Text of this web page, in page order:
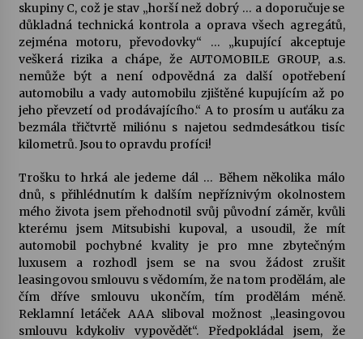
skupiny C, což je stav „horší než dobrý … a doporučuje se
důkladná technická kontrola a oprava všech agregátů,
zejména motoru, převodovky“ … „kupující akceptuje
veškerá rizika a chápe, že AUTOMOBILE GROUP, a.s.
nemůže být a není odpovědná za další opotřebení
automobilu a vady automobilu zjištěné kupujícím až po
jeho převzetí od prodávajícího.“ A to prosím u auťáku za
bezmála třičtvrtě miliónu s najetou sedmdesátkou tisíc
kilometrů. Jsou to opravdu profíci!
Trošku to hrká ale jedeme dál … Během několika málo
dnů, s přihlédnutím k dalším nepříznivým okolnostem
mého života jsem přehodnotil svůj původní záměr, kvůli
kterému jsem Mitsubishi kupoval, a usoudil, že mít
automobil pochybné kvality je pro mne zbytečným
luxusem a rozhodl jsem se na svou žádost zrušit
leasingovou smlouvu s vědomím, že na tom prodělám, ale
čím dříve smlouvu ukončím, tím prodělám méně.
Reklamní letáček AAA sliboval možnost „leasingovou
smlouvu kdykoliv vypovědět“. Předpokládal jsem, že